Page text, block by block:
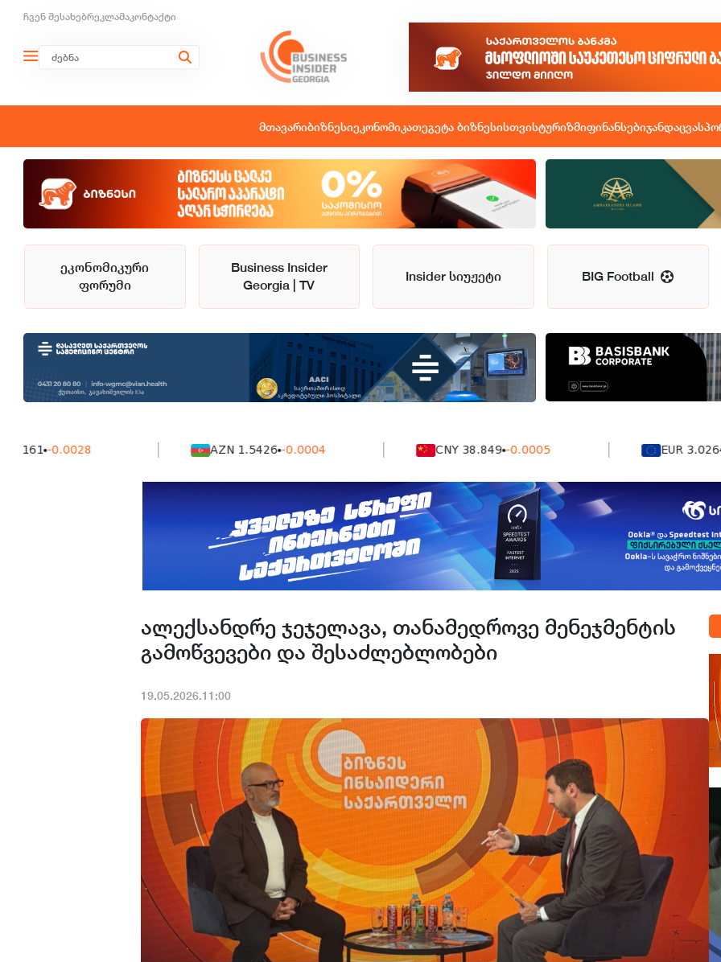
ჩვენ შესახებრეკლამაკონტაქტი
მთავარიბიზნესიეკონომიკათეგეტა ბიზნესისთვისტურიზმიფინანსებიჯანდაცვა
ეკონომიკური
ფორუმი
Business Insider
Georgia | TV
Insider სიუჟეტი BIG Football
-0.0028 AZN 1.5426 -0.0004 CNY 38.849 -0.0005 EUR 3.0264
ალექსანდრე ჯეჯელავა, თანამედროვე მენეჯმენტის
გამოწვევები და შესაძლებლობები
19.05.2026.11:00